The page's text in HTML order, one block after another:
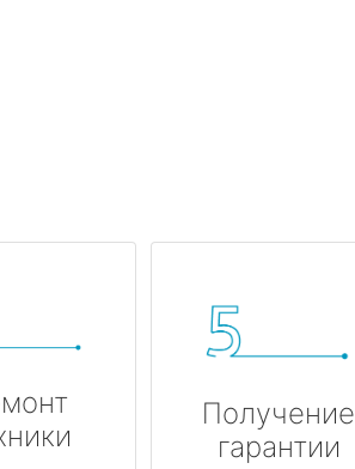
Получение
гарантии